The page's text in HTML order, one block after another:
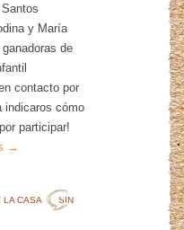
Santos
y María
de
contacto por
indicaros cómo
participar!
→
LA CASA SIN